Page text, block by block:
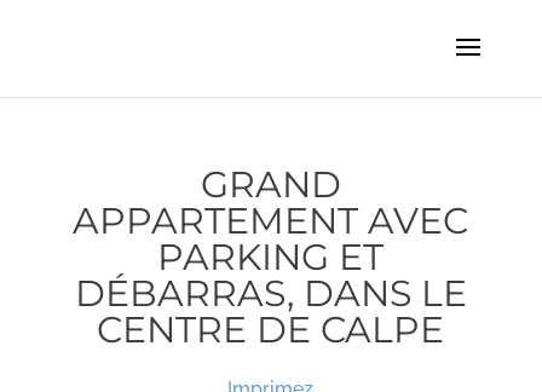
GRAND
APPARTEMENT AVEC
PARKING ET
DÉBARRAS, DANS LE
CENTRE DE CALPE